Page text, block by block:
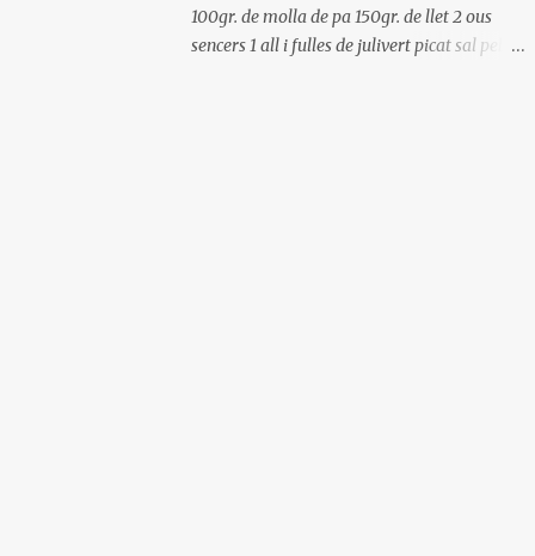
100gr. de molla de pa 150gr. de llet 2 ous
sencers 1 all i fulles de julivert picat sal pebre